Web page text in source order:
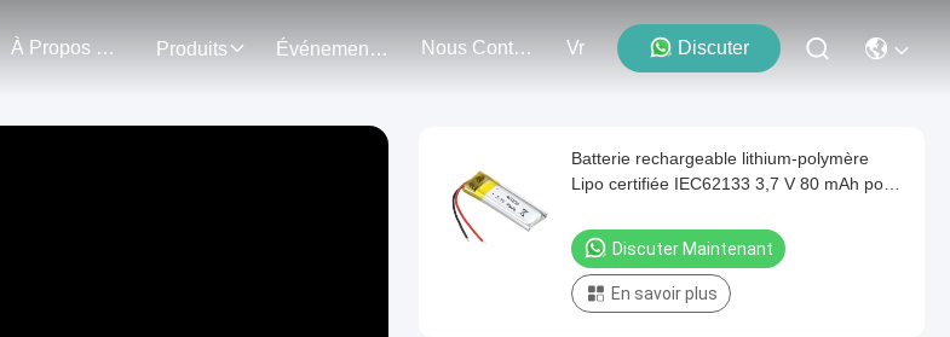
À Propos De Nous Produits Événements Nous Contacter Vr Discuter
Batterie rechargeable lithium-polymère
Lipo certifiée IEC62133 3,7 V 80 mAh pour
Discuter Maintenant
En savoir plus